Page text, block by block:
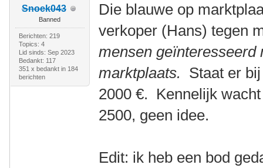
Snoek043
Banned
Berichten: 219
Topics: 4
Lid sinds: Sep 2023
Bedankt: 117
351 x bedankt in 184
berichten
Die blauwe op
verkoper (Hans) tegen
mensen geïnteresseerd
marktplaats. Staat er
2000 €. Kennelijk
2500, geen idee.
Edit: ik heb een bod